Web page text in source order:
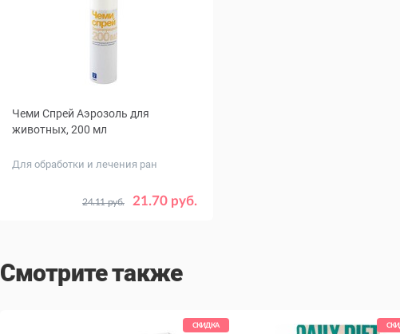
Чеми Спрей Аэрозоль для
животных, 200 мл
Для обработки и лечения ран
21.70 руб.
24.11 руб.
Смотрите также
СКИДКА